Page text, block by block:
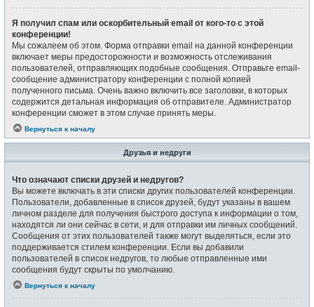
Я получил спам или оскорбительный email от кого-то с этой
конференции!
Мы сожалеем об этом. Форма отправки email на данной конференции
включает меры предосторожности и возможность отслеживания
пользователей, отправляющих подобные сообщения. Отправьте email-
сообщение администратору конференции с полной копией
полученного письма. Очень важно включить все заголовки, в которых
содержится детальная информация об отправителе. Администратор
конференции сможет в этом случае принять меры.
Вернуться к началу
Друзья и недруги
Что означают списки друзей и недругов?
Вы можете включать в эти списки других пользователей конференции.
Пользователи, добавленные в список друзей, будут указаны в вашем
личном разделе для получения быстрого доступа к информации о том,
находятся ли они сейчас в сети, и для отправки им личных сообщений.
Сообщения от этих пользователей также могут выделяться, если это
поддерживается стилем конференции. Если вы добавили
пользователей в список недругов, то любые отправленные ими
сообщения будут скрыты по умолчанию.
Вернуться к началу